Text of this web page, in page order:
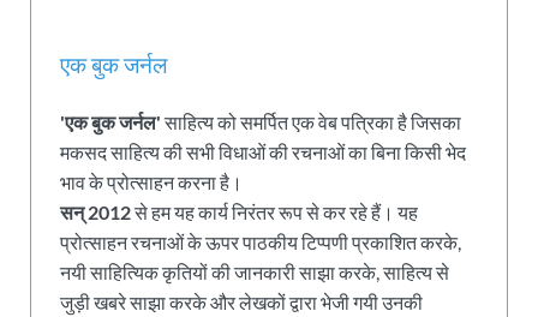
एक बुक जर्नल
'एक बुक जर्नल'साहित्य को समर्पित एक वेब पत्रिका है जिसका
मकसद साहित्य की सभी विधाओं की रचनाओं का बिना किसी भेद
भाव के प्रोत्साहन करना है।
सन् 2012से हम यह कार्य निरंतर रूप से कर रहे हैं। यह
प्रोत्साहन रचनाओं के ऊपर पाठकीय टिप्पणी प्रकाशित करके,
नयी साहित्यिक कृतियों की जानकारी साझा करके, साहित्य से
जुड़ी खबरे साझा करके और लेखकों द्वारा भेजी गयी उनकी